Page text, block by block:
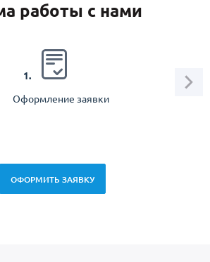
работы с нами
1.
Оформление заявки
ОФОРМИТЬ ЗАЯВКУ